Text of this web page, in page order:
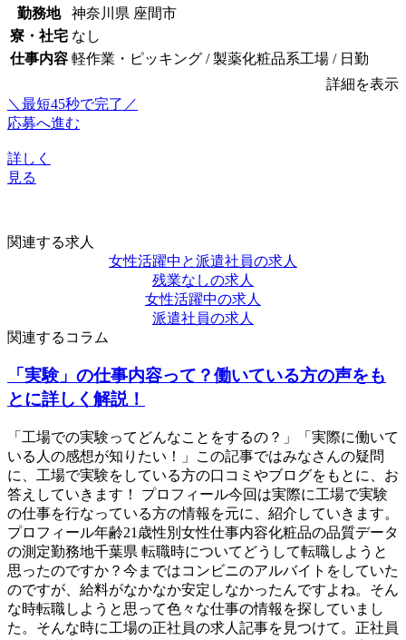
勤務地
神奈川県 座間市
寮・社宅 なし
仕事内容 軽作業・ピッキング / 製薬化粧品系工場 / 日勤
詳細を表示
＼最短45秒で完了／
応募へ進む
詳しく
見る
関連する求人
女性活躍中と派遣社員の求人
残業なしの求人
女性活躍中の求人
派遣社員の求人
関連するコラム
「実験」の仕事内容って？働いている方の声をも
とに詳しく解説！
「工場での実験ってどんなことをするの？」「実際に働いて
いる人の感想が知りたい！」この記事ではみなさんの疑問
に、工場で実験をしている方の口コミやブログをもとに、お
答えしていきます！ プロフィール今回は実際に工場で実験
の仕事を行なっている方の情報を元に、紹介していきます。
プロフィール年齢21歳性別女性仕事内容化粧品の品質データ
の測定勤務地千葉県 転職時についてどうして転職しようと
思ったのですか？今まではコンビニのアルバイトをしていた
のですが、給料がなかなか安定しなかったんですよね。そん
な時転職しようと思って色々な仕事の情報を探していまし
た。そんな時に工場の正社員の求人記事を見つけて。正社員